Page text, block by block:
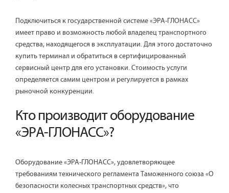
Подключиться к государственной системе «ЭРА-ГЛОНАСС»
имеет право и возможность любой владелец транспортного
средства, находящегося в эксплуатации. Для этого достаточно
купить терминал и обратиться в сертифицированный
сервисный центр для его установки. Стоимость услуги
определяется самим центром и регулируется в рамках
рыночной конкуренции.
Кто производит оборудование
«ЭРА-ГЛОНАСС»?
Оборудование «ЭРА-ГЛОНАСС», удовлетворяющее
требованиям технического регламента Таможенного союза «О
безопасности колесных транспортных средств», что